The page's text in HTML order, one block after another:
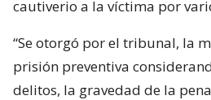
cautiverio a la víctima por
“Se otorgó por el tribunal, la
prisión preventiva
delitos, la gravedad de la